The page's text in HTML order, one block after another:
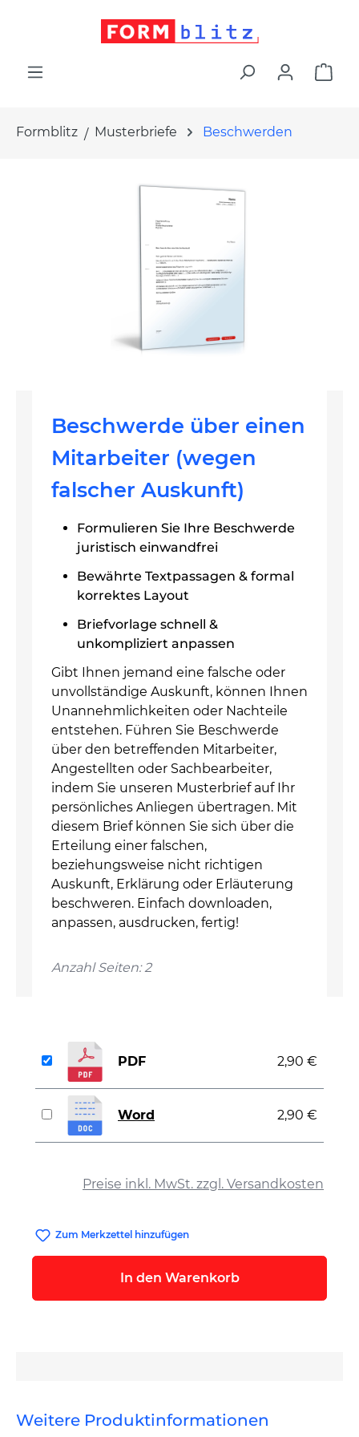
Formblitz Musterbriefe Beschwerden
Beschwerde über einen
Mitarbeiter (wegen
falscher Auskunft)
Formulieren Sie Ihre Beschwerde
juristisch einwandfrei
Bewährte Textpassagen & formal
korrektes Layout
Briefvorlage schnell &
unkompliziert anpassen
Gibt Ihnen jemand eine falsche oder
unvollständige Auskunft, können Ihnen
Unannehmlichkeiten oder Nachteile
entstehen. Führen Sie Beschwerde
über den betreffenden Mitarbeiter,
Angestellten oder Sachbearbeiter,
indem Sie unseren Musterbrief auf Ihr
persönliches Anliegen übertragen. Mit
diesem Brief können Sie sich über die
Erteilung einer falschen,
beziehungsweise nicht richtigen
Auskunft, Erklärung oder Erläuterung
beschweren. Einfach downloaden,
anpassen, ausdrucken, fertig!
Anzahl Seiten: 2
Preise inkl. MwSt. zzgl. Versandkosten
PDF 2,90 €
Word 2,90 €
Zum Merkzettel hinzufügen
In den Warenkorb
Weitere Produktinformationen